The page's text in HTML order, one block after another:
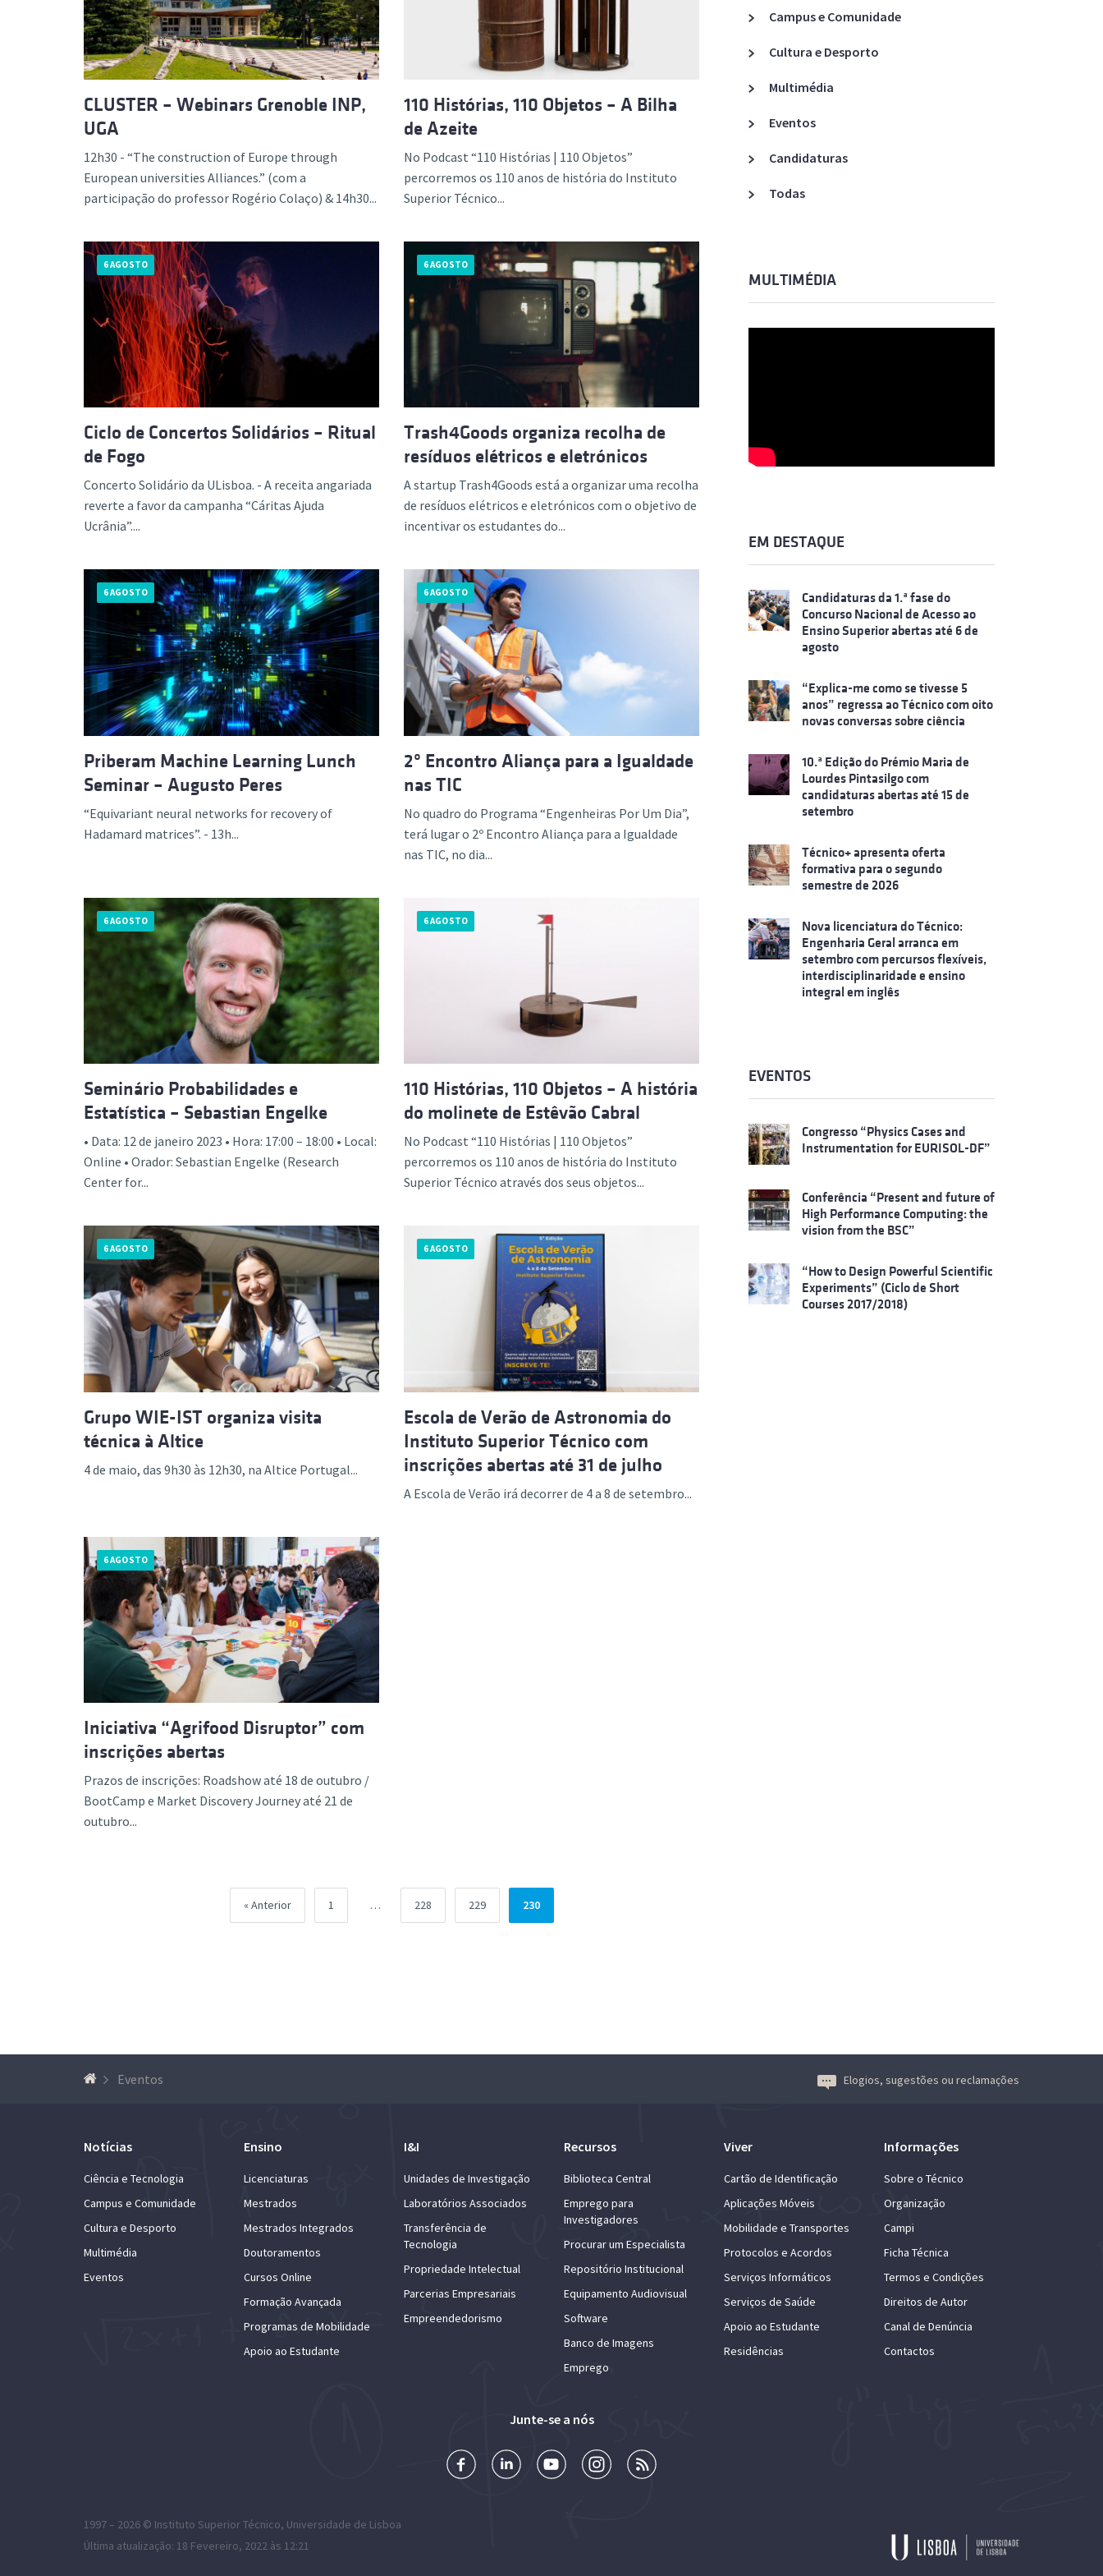
Formação Avançada
CLUSTER – Webinars Grenoble INP,
UGA
12h30 - “The construction of Europe through
European universities Alliances.” (com a
participação do professor Rogério Colaço) & 14h30...
110 Histórias, 110 Objetos – A Bilha
de Azeite
No Podcast “110 Histórias | 110 Objetos”
percorremos os 110 anos de história do Instituto
Superior Técnico...
6 AGOSTO
Ciclo de Concertos Solidários – Ritual
de Fogo
Concerto Solidário da ULisboa. - A receita angariada
reverte a favor da campanha “Cáritas Ajuda
Ucrânia”....
6 AGOSTO
Trash4Goods organiza recolha de
resíduos elétricos e eletrónicos
A startup Trash4Goods está a organizar uma recolha
de resíduos elétricos e eletrónicos com o objetivo de
incentivar os estudantes do...
6 AGOSTO
Priberam Machine Learning Lunch
Seminar – Augusto Peres
“Equivariant neural networks for recovery of
Hadamard matrices”. - 13h...
6 AGOSTO
2º Encontro Aliança para a Igualdade
nas TIC
No quadro do Programa “Engenheiras Por Um Dia”,
terá lugar o 2º Encontro Aliança para a Igualdade
nas TIC, no dia...
6 AGOSTO
Seminário Probabilidades e
Estatística – Sebastian Engelke
• Data: 12 de janeiro 2023 • Hora: 17:00 – 18:00 • Local:
Online • Orador: Sebastian Engelke (Research
Center for...
6 AGOSTO
110 Histórias, 110 Objetos – A história
do molinete de Estêvão Cabral
No Podcast “110 Histórias | 110 Objetos”
percorremos os 110 anos de história do Instituto
Superior Técnico através dos seus objetos...
6 AGOSTO
Grupo WIE-IST organiza visita
técnica à Altice
4 de maio, das 9h30 às 12h30, na Altice Portugal...
6 AGOSTO
Escola de Verão de Astronomia do
Instituto Superior Técnico com
inscrições abertas até 31 de julho
A Escola de Verão irá decorrer de 4 a 8 de setembro...
6 AGOSTO
Iniciativa “Agrifood Disruptor” com
inscrições abertas
Prazos de inscrições: Roadshow até 18 de outubro /
BootCamp e Market Discovery Journey até 21 de
outubro...
Anterior Página
1 … Página
228 Página
229 Página
230
Campus e Comunidade
Cultura e Desporto
Multimédia
Eventos
Candidaturas
Todas
MULTIMÉDIA
EM DESTAQUE
Candidaturas da 1.ª fase do
Concurso Nacional de Acesso ao
Ensino Superior abertas até 6 de
agosto
“Explica-me como se tivesse 5
anos” regressa ao Técnico com oito
novas conversas sobre ciência
10.ª Edição do Prémio Maria de
Lourdes Pintasilgo com
candidaturas abertas até 15 de
setembro
Técnico+ apresenta oferta
formativa para o segundo
semestre de 2026
Nova licenciatura do Técnico:
Engenharia Geral arranca em
setembro com percursos flexíveis,
interdisciplinaridade e ensino
integral em inglês
EVENTOS
Congresso “Physics Cases and
Instrumentation for EURISOL-DF”
Conferência “Present and future of
High Performance Computing: the
vision from the BSC”
“How to Design Powerful Scientific
Experiments” (Ciclo de Short
Courses 2017/2018)
Eventos Elogios, sugestões ou reclamações
Notícias
Ciência e Tecnologia
Campus e Comunidade
Cultura e Desporto
Multimédia
Eventos
Ensino
Licenciaturas
Mestrados
Mestrados Integrados
Doutoramentos
Cursos Online
Formação Avançada
Programas de Mobilidade
Apoio ao Estudante
I&I
Unidades de Investigação
Laboratórios Associados
Transferência de
Tecnologia
Propriedade Intelectual
Parcerias Empresariais
Empreendedorismo
Recursos
Biblioteca Central
Emprego para
Investigadores
Procurar um Especialista
Repositório Institucional
Equipamento Audiovisual
Software
Banco de Imagens
Emprego
Viver
Cartão de Identificação
Aplicações Móveis
Mobilidade e Transportes
Protocolos e Acordos
Serviços Informáticos
Serviços de Saúde
Apoio ao Estudante
Residências
Informações
Sobre o Técnico
Organização
Campi
Ficha Técnica
Termos e Condições
Direitos de Autor
Canal de Denúncia
Contactos
Junte-se a nós
1997 – 2026 © Instituto Superior Técnico, Universidade de Lisboa
Última atualização: 18 Fevereiro, 2022 às 12:21